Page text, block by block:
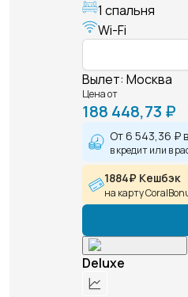
1 спальня
Wi-Fi
Вылет: Москва
Цена от
188 448,73 ₽
От6 543,36 ₽
в кредит или в
1884₽ Кешбэк
на карту
Deluxe